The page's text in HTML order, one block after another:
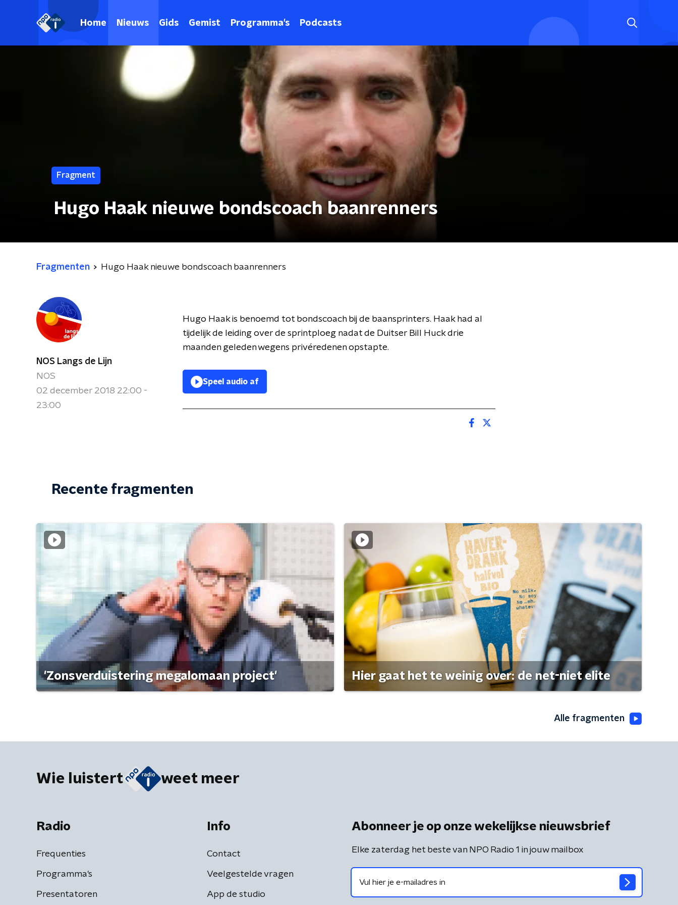
Home Nieuws Gids Gemist Programma's Podcasts
Fragment
Hugo Haak nieuwe bondscoach baanrenners
Fragmenten Hugo Haak nieuwe bondscoach baanrenners
NOS Langs de Lijn
NOS
02 december 2018 22:00 -
23:00
Hugo Haak is benoemd tot bondscoach bij de baansprinters. Haak had al
tijdelijk de leiding over de sprintploeg nadat de Duitser Bill Huck drie
maanden geleden wegens privéredenen opstapte.
Speel audio af
Recente fragmenten
'Zonsverduistering megalomaan project' Hier gaat het te weinig over: de net-niet elite
Alle fragmenten
Wie luistert weet meer
Radio
Frequenties
Programma's
Presentatoren
Info
Contact
Veelgestelde vragen
App de studio
Abonneer je op onze wekelijkse nieuwsbrief
Elke zaterdag het beste van NPO Radio 1 in jouw mailbox